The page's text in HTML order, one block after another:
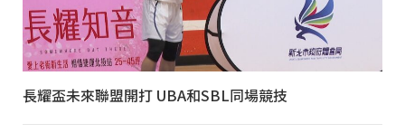
長耀盃未來聯盟開打 UBA和SBL同場競技